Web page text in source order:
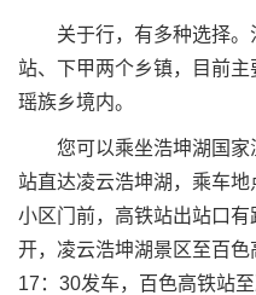
关于行，有多种选择。
站、下甲两个乡镇，目前
瑶族乡境内。
您可以乘坐浩坤湖国家
站直达凌云浩坤湖，乘车
小区门前，高铁站出站口
开，凌云浩坤湖景区至百
17：30发车，百色高铁站